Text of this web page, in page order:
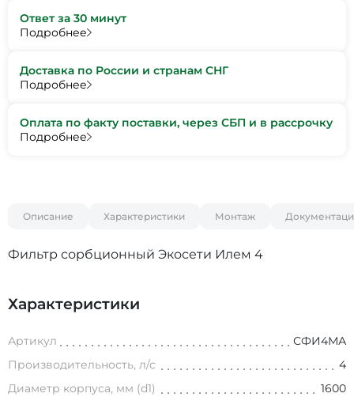
Ответ за 30 минут
Подробнее
Доставка по России и странам СНГ
Подробнее
Оплата по факту поставки, через СБП и в рассрочку
Подробнее
Описание Характеристики Монтаж
Фильтр сорбционный Экосети Илем 4
Характеристики
Артикул
СФИ4МА
Производительность, л/с
4
Диаметр корпуса, мм (d1)
1600